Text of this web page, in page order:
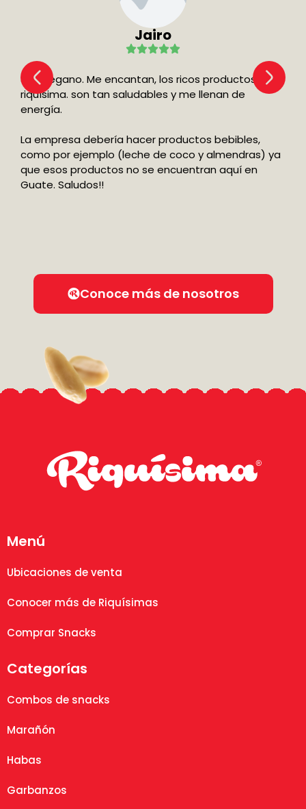
Jairo
Soy Vegano. Me encantan, los ricos productos de
riquísima. son tan saludables y me llenan de
energía.
La empresa debería hacer productos bebibles,
como por ejemplo (leche de coco y almendras) ya
que esos productos no se encuentran aquí en
Guate. Saludos!!
Conoce más de nosotros
Menú
Ubicaciones de venta
Conocer más de Riquísimas
Comprar Snacks
Categorías
Combos de snacks
Marañón
Habas
Garbanzos